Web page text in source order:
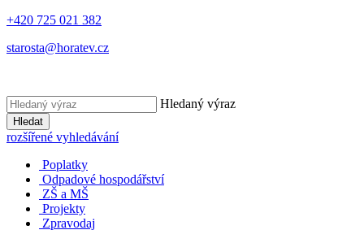
+420 725 021 382
starosta@horatev.cz
Hledaný výraz
Hledat
rozšířené vyhledávání
Poplatky
Odpadové hospodářství
ZŠ a MŠ
Projekty
Zpravodaj